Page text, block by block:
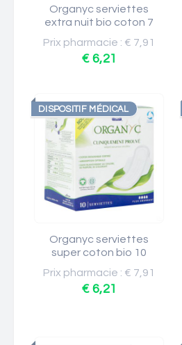
Organyc serviettes
extra nuit bio coton 7
Prix pharmacie : € 7,91
€ 6,21
DISPOSITIF MÉDICAL
Organyc serviettes
super coton bio 10
Prix pharmacie : € 7,91
€ 6,21